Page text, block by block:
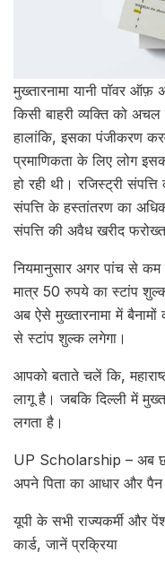
मुख्तारनामा यानी पॉवर ऑफ़
किसी बाहरी व्यक्ति को
हालांकि, इसका पंजीकरण
प्रमाणिकता के लिए लोग
हो रही थी। रजिस्ट्री
संपत्ति के हस्तांतरण का
संपत्ति की अवैध खरीद
नियमानुसार अगर पांच से कम
मात्र 50 रुपये का स्टांप
अब ऐसे मुख्तारनामा में
से स्टांप शुल्क लगेगा।
आपको बताते चलें कि,
लागू है। जबकि दिल्ली में
लगता है।
UP Scholarship – अब
अपने पिता का आधार और
यूपी के सभी राज्यकर्मी और
कार्ड, जानें प्रक्रिया